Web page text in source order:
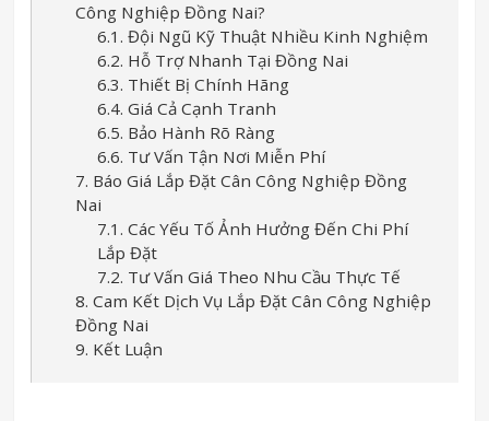
Công Nghiệp Đồng Nai?
6.1. Đội Ngũ Kỹ Thuật Nhiều Kinh Nghiệm
6.2. Hỗ Trợ Nhanh Tại Đồng Nai
6.3. Thiết Bị Chính Hãng
6.4. Giá Cả Cạnh Tranh
6.5. Bảo Hành Rõ Ràng
6.6. Tư Vấn Tận Nơi Miễn Phí
7. Báo Giá Lắp Đặt Cân Công Nghiệp Đồng
Nai
7.1. Các Yếu Tố Ảnh Hưởng Đến Chi Phí
Lắp Đặt
7.2. Tư Vấn Giá Theo Nhu Cầu Thực Tế
8. Cam Kết Dịch Vụ Lắp Đặt Cân Công Nghiệp
Đồng Nai
9. Kết Luận